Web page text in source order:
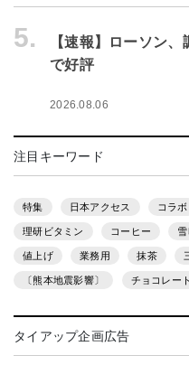
5.
【速報】ローソン
で好評
2026.08.06
注目キーワード
特集 日本アクセス コラボ
理研ビタミン コーヒー
値上げ 業務用 抹茶
〔熊本地震影響〕 チョコレート
タイアップ企画広告